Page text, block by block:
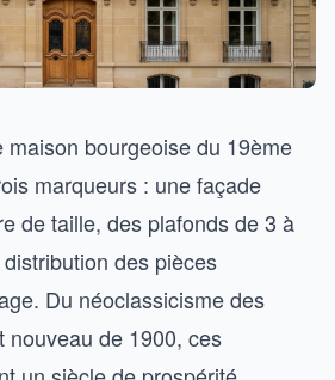
maison bourgeoise du 19ème
marqueurs : une façade
de taille, des plafonds de 3 à
des pièces
Du néoclassicisme des
nouveau de 1900, ces